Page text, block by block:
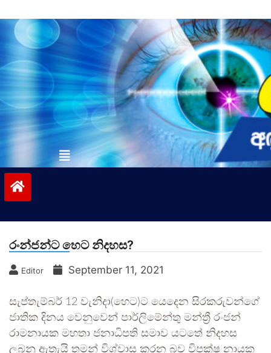
to
contentvinivida.lk
රංන්ජන්ට හෙට නිදහස?
Editor September 11, 2021
සැප්තැම්බර් 12 වැනිදා(හෙට)ට යෙදෙන සිරකරුවන්ගේ
ජාතික දිනය වෙනුවෙන් පාර්ලිමේන්තු මන්ත්‍රී රංජන්
රාමනායක මහතා ජනාධිපති සමාව යටතේ නිදහස
ලබනු ඇතැයි තමන් විශ්වාස කරන බව විපක්ෂ නායක